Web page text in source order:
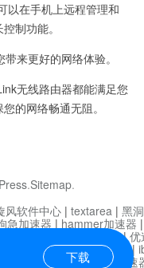
在手机上远程管理和
制功能。
来更好的网络体验。
无线路由器都能满足您
的网络畅通无阻。
.Sitemap.
下载
风软件中心 | textarea | 黑
急加速器 | hammer加速器
迷雾通|优
快橙加速器|anycast加速器 |
| 白石山|
小牛加速